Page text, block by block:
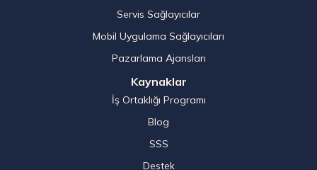
Servis Sağlayıcılar
Mobil Uygulama Sağlayıcıları
Pazarlama Ajansları
Kaynaklar
İş Ortaklığı Programı
Blog
SSS
Destek